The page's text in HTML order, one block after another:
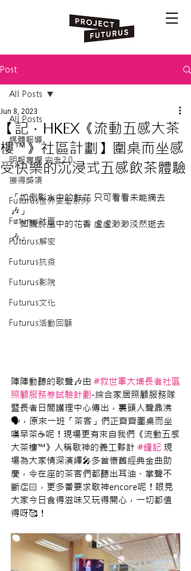
Post
All Posts
媒體報導
明報專欄 安老2.0
獲得獎項
Futurus世界安老系列
Futurus社區
Futurus解密
Futurus抗疫
Futurus影院
Futurus文化
Futurus活動回顧
All Posts
【記．HKEX《流動五感大茶
樓™》社區計劃】圍桌而坐感
受快樂的沉浸式五感飲茶體驗
Jun 8, 2023
「如倒影水中的鮮花 只可看看未能摘去
🎶」
「如飄於風中的花香 虛虛渺渺淡然逝去
🎶」
陣陣動聽的歌聲🎶由 #救世軍大埔長者社區
照顧服務券試驗計劃 -綜合家居照顧服務隊
暨長者日間護理中心傳出，裏頭人聲鼎沸
🗣，原來一班「茶客」們正齊齊圍桌而坐
嘆早茶☕呢！現場更有來自我們《流動五感
大茶樓™》人稱歌神的義工夥計 #鍾記 現
場為大家情深演繹🎤多首懷舊經典金曲助
慶，令在座的茶客們都聽出耳油、掌聲不
斷👏🏻，更多番要求歌神encore呢！眼見
大家今日食得滋味又玩得開心，一切都值
得呀🥰！